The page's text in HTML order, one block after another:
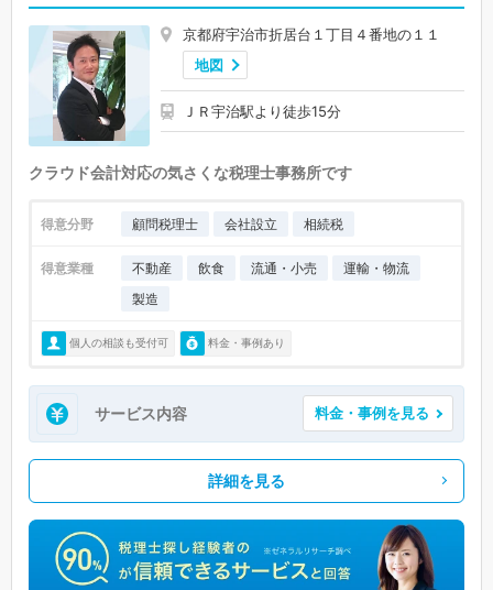
京都府宇治市折居台１丁目４番地の１１
地図
ＪＲ宇治駅より徒歩15分
クラウド会計対応の気さくな税理士事務所です
得意分野 顧問税理士 会社設立 相続税
得意業種 不動産 飲食 流通・小売
運輸・物流
製造
個人の相談も受付可 料金・事例あり
サービス内容 料金・事例を見る
詳細を見る